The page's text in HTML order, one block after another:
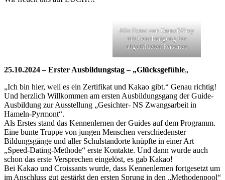
Alle Fotos von Graneß/Frey
mit Genehmigung der
abgebildeten Personen
25.10.2024 – Erster Ausbildungstag – „Glücksgefühle„
„Ich bin hier, weil es ein Zertifikat und Kakao gibt.“ Genau richtig!
Und herzlich Willkommen am ersten Ausbildungsgang der Guide-
Ausbildung zur Ausstellung „Gesichter- NS Zwangsarbeit in
Hameln-Pyrmont“.
Als Erstes stand das Kennenlernen der Guides auf dem Programm.
Eine bunte Truppe von jungen Menschen verschiedenster
Bildungsgänge und aller Schulstandorte knüpfte in einer Art
„Speed-Dating-Methode“ erste Kontakte. Und dann wurde auch
schon das erste Versprechen eingelöst, es gab Kakao!
Bei Kakao und Croissants wurde, dass Kennenlernen fortgesetzt um
im Anschluss gut gestärkt den ersten Sprung in den „Methodenpool“